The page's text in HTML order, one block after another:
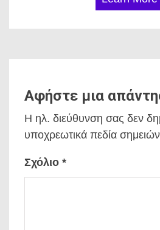
Αφήστε μια
Η ηλ. διεύθυνση σας δεν
υποχρεωτικά πεδία
Σχόλιο *